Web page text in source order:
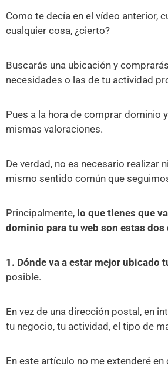
Como te decía en el vídeo anterior,
cualquier cosa, ¿cierto?
Buscarás una ubicación y
necesidades o las de tu actividad
Pues a la hora de comprar dominio
mismas valoraciones.
De verdad, no es necesario realizar
mismo sentido común que
Principalmente, lo que tienes que
dominio para tu web son estas dos
1. Dónde va a estar mejor ubicado
posible.
En vez de una dirección postal, en
tu negocio, tu actividad, el tipo de
En este artículo no me extenderé